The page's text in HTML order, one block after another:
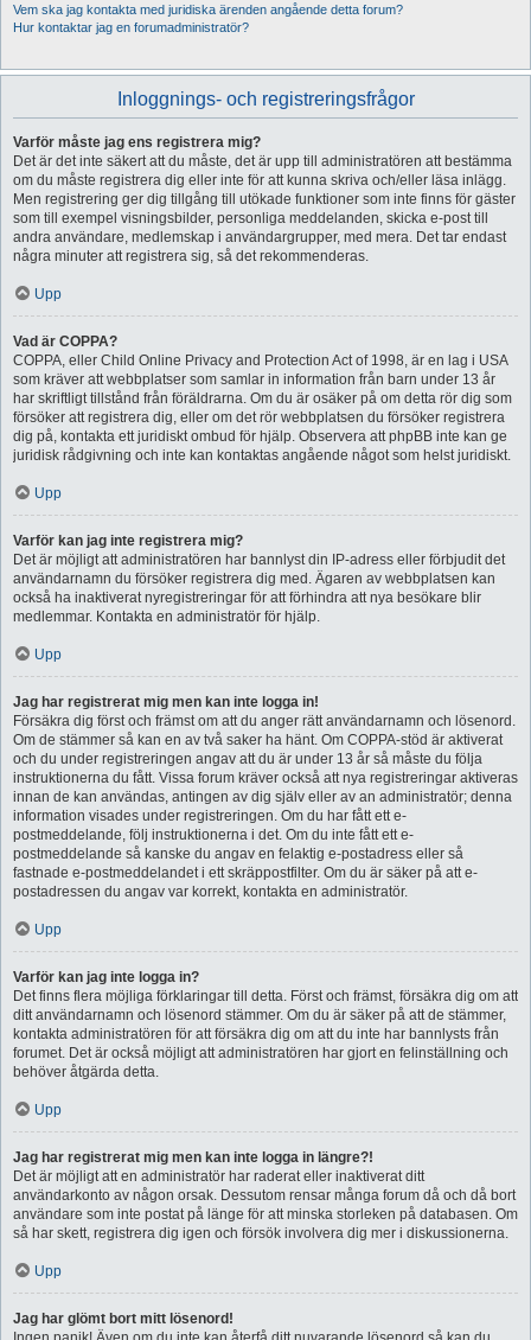
Vem ska jag kontakta med juridiska ärenden angående detta forum?
Hur kontaktar jag en forumadministratör?
Inloggnings- och registreringsfrågor
Varför måste jag ens registrera mig?
Det är det inte säkert att du måste, det är upp till administratören att bestämma
om du måste registrera dig eller inte för att kunna skriva och/eller läsa inlägg.
Men registrering ger dig tillgång till utökade funktioner som inte finns för gäster
som till exempel visningsbilder, personliga meddelanden, skicka e-post till
andra användare, medlemskap i användargrupper, med mera. Det tar endast
några minuter att registrera sig, så det rekommenderas.
Upp
Vad är COPPA?
COPPA, eller Child Online Privacy and Protection Act of 1998, är en lag i USA
som kräver att webbplatser som samlar in information från barn under 13 år
har skriftligt tillstånd från föräldrarna. Om du är osäker på om detta rör dig som
försöker att registrera dig, eller om det rör webbplatsen du försöker registrera
dig på, kontakta ett juridiskt ombud för hjälp. Observera att phpBB inte kan ge
juridisk rådgivning och inte kan kontaktas angående något som helst juridiskt.
Upp
Varför kan jag inte registrera mig?
Det är möjligt att administratören har bannlyst din IP-adress eller förbjudit det
användarnamn du försöker registrera dig med. Ägaren av webbplatsen kan
också ha inaktiverat nyregistreringar för att förhindra att nya besökare blir
medlemmar. Kontakta en administratör för hjälp.
Upp
Jag har registrerat mig men kan inte logga in!
Försäkra dig först och främst om att du anger rätt användarnamn och lösenord.
Om de stämmer så kan en av två saker ha hänt. Om COPPA-stöd är aktiverat
och du under registreringen angav att du är under 13 år så måste du följa
instruktionerna du fått. Vissa forum kräver också att nya registreringar aktiveras
innan de kan användas, antingen av dig själv eller av an administratör; denna
information visades under registreringen. Om du har fått ett e-
postmeddelande, följ instruktionerna i det. Om du inte fått ett e-
postmeddelande så kanske du angav en felaktig e-postadress eller så
fastnade e-postmeddelandet i ett skräppostfilter. Om du är säker på att e-
postadressen du angav var korrekt, kontakta en administratör.
Upp
Varför kan jag inte logga in?
Det finns flera möjliga förklaringar till detta. Först och främst, försäkra dig om att
ditt användarnamn och lösenord stämmer. Om du är säker på att de stämmer,
kontakta administratören för att försäkra dig om att du inte har bannlysts från
forumet. Det är också möjligt att administratören har gjort en felinställning och
behöver åtgärda detta.
Upp
Jag har registrerat mig men kan inte logga in längre?!
Det är möjligt att en administratör har raderat eller inaktiverat ditt
användarkonto av någon orsak. Dessutom rensar många forum då och då bort
användare som inte postat på länge för att minska storleken på databasen. Om
så har skett, registrera dig igen och försök involvera dig mer i diskussionerna.
Upp
Jag har glömt bort mitt lösenord!